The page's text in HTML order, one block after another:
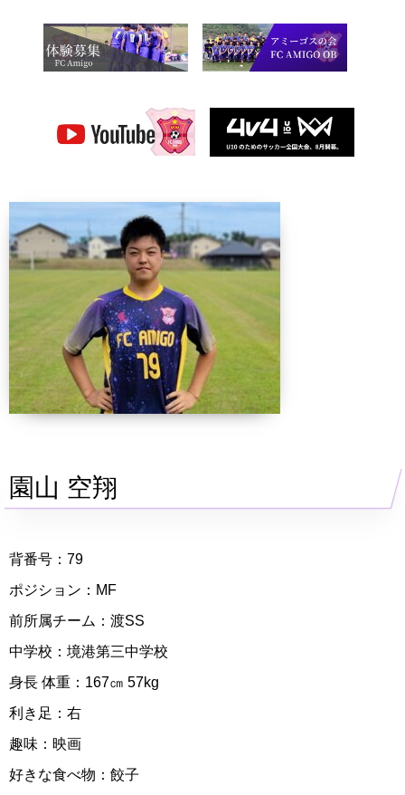
園山 空翔
背番号：79
ポジション：MF
前所属チーム：渡SS
中学校：境港第三中学校
身長 体重：167㎝ 57kg
利き足：右
趣味：映画
好きな食べ物：餃子